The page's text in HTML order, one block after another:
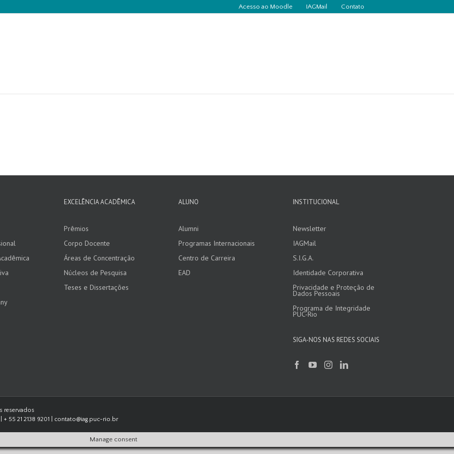
Acesso ao Moodle IAGMail Contato
EXCELÊNCIA ACADÊMICA
Prêmios
Corpo Docente
Áreas de Concentração
Núcleos de Pesquisa
Teses e Dissertações
ALUNO
Alumni
Programas Internacionais
Centro de Carreira
EAD
INSTITUCIONAL
Newsletter
IAGMail
S.I.G.A.
Identidade Corporativa
Privacidade e Proteção de
Dados Pessoais
Programa de Integridade
PUC-Rio
SIGA-NOS NAS REDES SOCIAIS
reservados
+ 55 21 2138 9201 | contato@iag.puc-rio.br
Manage consent